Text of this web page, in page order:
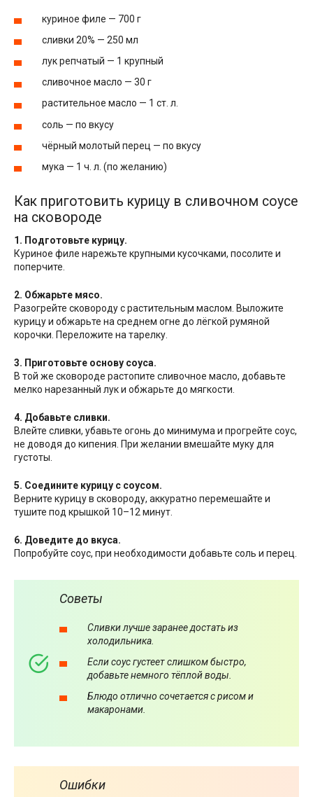
куриное филе — 700 г
сливки 20% — 250 мл
лук репчатый — 1 крупный
сливочное масло — 30 г
растительное масло — 1 ст. л.
соль — по вкусу
чёрный молотый перец — по вкусу
мука — 1 ч. л. (по желанию)
Как приготовить курицу в сливочном соусе
на сковороде
1. Подготовьте курицу.
Куриное филе нарежьте крупными кусочками, посолите и
поперчите.
2. Обжарьте мясо.
Разогрейте сковороду с растительным маслом. Выложите
курицу и обжарьте на среднем огне до лёгкой румяной
корочки. Переложите на тарелку.
3. Приготовьте основу соуса.
В той же сковороде растопите сливочное масло, добавьте
мелко нарезанный лук и обжарьте до мягкости.
4. Добавьте сливки.
Влейте сливки, убавьте огонь до минимума и прогрейте соус,
не доводя до кипения. При желании вмешайте муку для
густоты.
5. Соедините курицу с соусом.
Верните курицу в сковороду, аккуратно перемешайте и
тушите под крышкой 10–12 минут.
6. Доведите до вкуса.
Попробуйте соус, при необходимости добавьте соль и перец.
Советы
Сливки лучше заранее достать из
холодильника.
Если соус густеет слишком быстро,
добавьте немного тёплой воды.
Блюдо отлично сочетается с рисом и
макаронами.
Ошибки